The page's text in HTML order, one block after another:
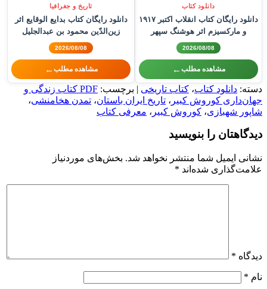
دانلود کتاب
دانلود رایگان کتاب انقلاب اکتبر ۱۹۱۷
و مارکسیزم اثر هوشنگ سپهر
2026/08/08
مشاهده مطلب ←
تاریخ و جغرافیا
دانلود رایگان کتاب بدایع الوقایع اثر
زین‌الدّین محمود بن عبدالجلیل
واصفی هروی
2026/08/08
مشاهده مطلب ←
دسته: دانلود کتاب، کتاب تاریخی | برچسب:
PDF کتاب زندگی و
جهان‌داری کوروش کبیر ، تاریخ ایران باستان، تمدن هخامنشی،
شاپور شهبازی، کوروش کبیر ، معرفی کتاب
دیدگاهتان را بنویسید
نشانی ایمیل شما منتشر نخواهد شد. بخش‌های موردنیاز
علامت‌گذاری شده‌اند *
دیدگاه *
نام *